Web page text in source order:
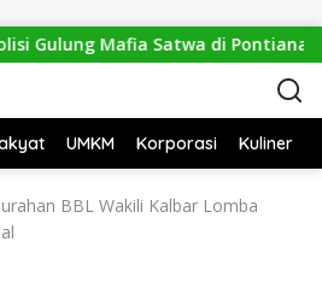
Mafia Satwa di Pontianak
UMKM Korporasi Kuliner
BBL Wakili Kalbar Lomba